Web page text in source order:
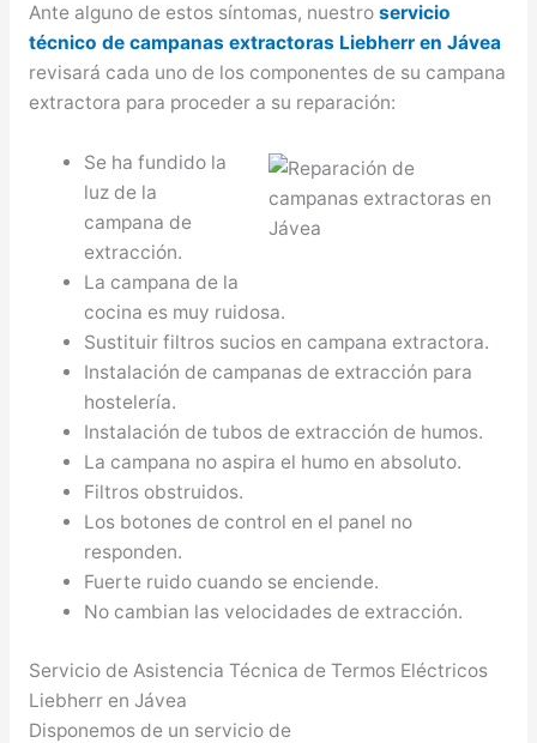
Ante alguno de estos síntomas, nuestro servicio
técnico de campanas extractoras Liebherr en Jávea
revisará cada uno de los componentes de su campana
extractora para proceder a su reparación:
Se ha fundido la
luz de la
campana de
extracción.
La campana de la
cocina es muy ruidosa.
Sustituir filtros sucios en campana extractora.
Instalación de campanas de extracción para
hostelería.
Instalación de tubos de extracción de humos.
La campana no aspira el humo en absoluto.
Filtros obstruidos.
Los botones de control en el panel no
responden.
Fuerte ruido cuando se enciende.
No cambian las velocidades de extracción.
Servicio de Asistencia Técnica de Termos Eléctricos
Liebherr en Jávea
Disponemos de un servicio de